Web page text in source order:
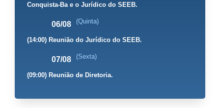
Conquista-Ba e o Jurídico do SEEB.
06/08 (Quinta)
(14:00) Reunião do Jurídico do SEEB.
07/08 (Sexta)
(09:00) Reunião de Diretoria.